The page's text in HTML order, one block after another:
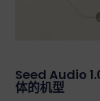
Seed Audio
体的机型